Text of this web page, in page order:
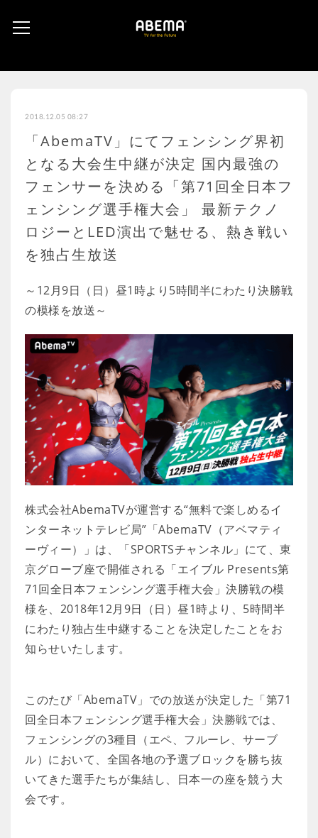
2018.12.05 08:27
「AbemaTV」にてフェンシング界初
となる大会生中継が決定 国内最強の
フェンサーを決める「第71回全日本フ
ェンシング選手権大会」 最新テクノ
ロジーとLED演出で魅せる、熱き戦い
を独占生放送
～12月9日（日）昼1時より5時間半にわたり決勝戦
の模様を放送～
株式会社AbemaTVが運営する“無料で楽しめるイ
ンターネットテレビ局”「AbemaTV（アベマティ
ーヴィー）」は、「SPORTSチャンネル」にて、東
京グローブ座で開催される「エイブル Presents第
71回全日本フェンシング選手権大会」決勝戦の模
様を、2018年12月9日（日）昼1時より、5時間半
にわたり独占生中継することを決定したことをお
知らせいたします。
このたび「AbemaTV」での放送が決定した「第71
回全日本フェンシング選手権大会」決勝戦では、
フェンシングの3種目（エペ、フルーレ、サーブ
ル）において、全国各地の予選ブロックを勝ち抜
いてきた選手たちが集結し、日本一の座を競う大
会です。